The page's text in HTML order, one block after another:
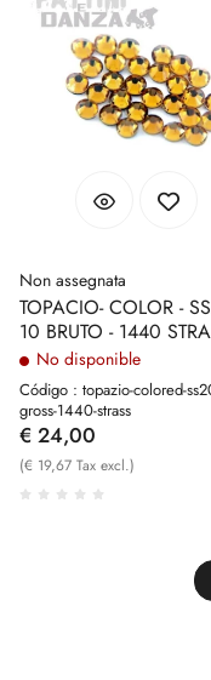
Non assegnata
TOPACIO- COLOR -
10 BRUTO - 1440
No disponible
Código : topazio-colored-
gross-1440-strass
€ 24,00
(€ 19,67 Tax excl.)